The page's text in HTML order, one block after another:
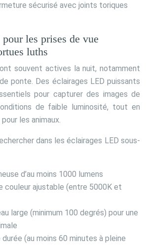
sécurisé avec joints toriques
les prises de vue
luths
souvent actives la nuit, notamment
ponte. Des éclairages LED puissants
pour capturer des images de
de faible luminosité, tout en
les animaux.
dans les éclairages LED sous-
d’au moins 1000 lumens
couleur ajustable (entre 5000K et
large (minimum 100 degrés) pour une
(au moins 60 minutes à pleine